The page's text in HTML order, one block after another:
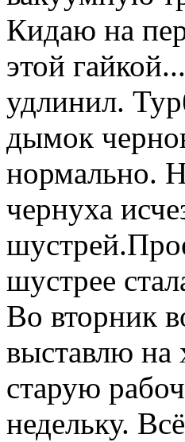
Кидаю на
этой
удлинил.
дымок
нормально.
чернуха
шустрее
Во вторник
выставлю на
старую
недельку.